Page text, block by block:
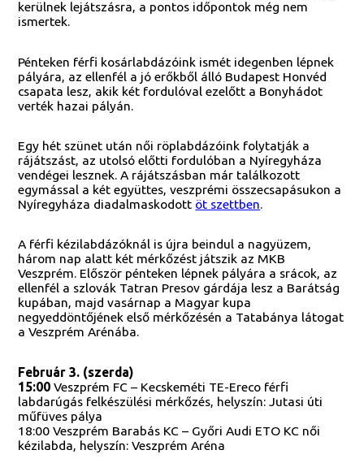
kerülnek lejátszásra, a pontos időpontok még nem
ismertek.
Pénteken férfi kosárlabdázóink ismét idegenben lépnek
pályára, az ellenfél a jó erőkből álló Budapest Honvéd
csapata lesz, akik két fordulóval ezelőtt a Bonyhádot
verték hazai pályán.
Egy hét szünet után női röplabdázóink folytatják a
rájátszást, az utolsó előtti fordulóban a Nyíregyháza
vendégei lesznek. A rájátszásban már találkozott
egymással a két együttes, veszprémi összecsapásukon a
Nyíregyháza diadalmaskodott öt szettben.
A férfi kézilabdázóknál is újra beindul a nagyüzem,
három nap alatt két mérkőzést játszik az MKB
Veszprém. Először pénteken lépnek pályára a srácok, az
ellenfél a szlovák Tatran Presov gárdája lesz a Barátság
kupában, majd vasárnap a Magyar kupa
negyeddöntőjének első mérkőzésén a Tatabánya látogat
a Veszprém Arénába.
Február 3. (szerda)
15:00 Veszprém FC – Kecskeméti TE-Ereco férfi
labdarúgás felkészülési mérkőzés, helyszín: Jutasi úti
műfüves pálya
18:00 Veszprém Barabás KC – Győri Audi ETO KC női
kézilabda, helyszín: Veszprém Aréna